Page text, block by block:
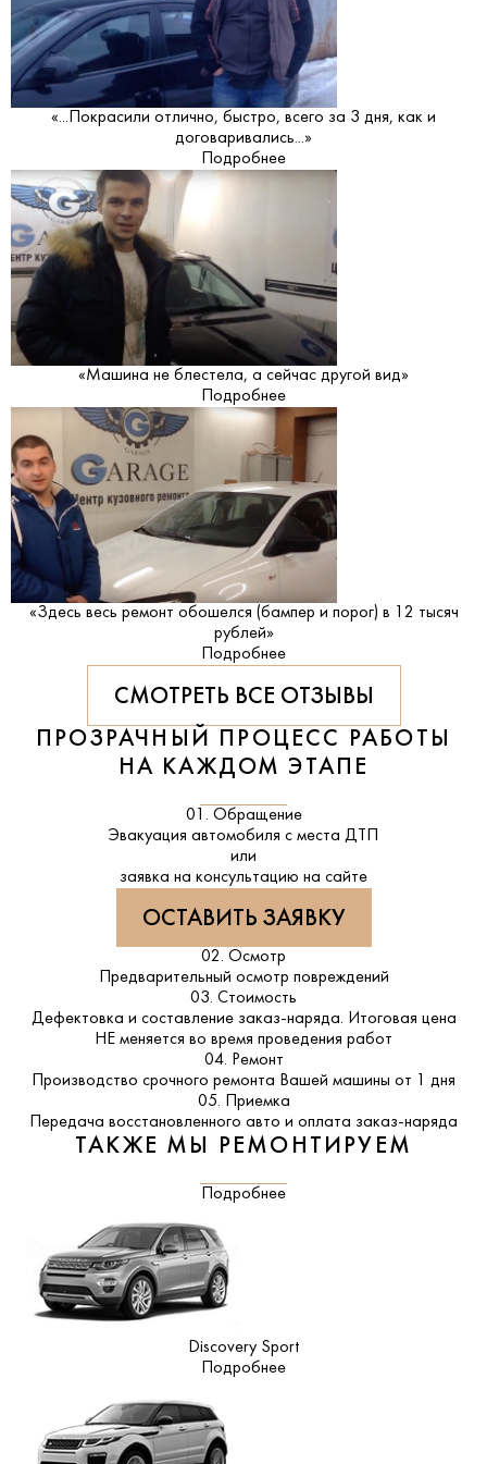
«...Покрасили отлично, быстро, всего за 3 дня, как и
договаривались...»
Подробнее
«Машина не блестела, а сейчас другой вид»
Подробнее
«Здесь весь ремонт обошелся (бампер и порог) в 12 тысяч
рублей»
Подробнее
СМОТРЕТЬ ВСЕ ОТЗЫВЫ
ПРОЗРАЧНЫЙ ПРОЦЕСС РАБОТЫ
НА КАЖДОМ ЭТАПЕ
01. Обращение
Эвакуация автомобиля с места ДТП
или
заявка на консультацию на сайте
ОСТАВИТЬ ЗАЯВКУ
02. Осмотр
Предварительный осмотр повреждений
03. Стоимость
Дефектовка и составление заказ-наряда. Итоговая цена
НЕ меняется во время проведения работ
04. Ремонт
Производство срочного ремонта Вашей машины от 1 дня
05. Приемка
Передача восстановленного авто и оплата заказ-наряда
ТАКЖЕ МЫ РЕМОНТИРУЕМ
Подробнее
Discovery Sport
Подробнее